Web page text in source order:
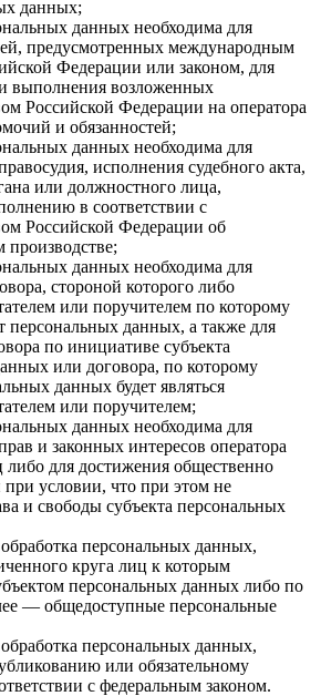
данных;
данных необходима для
предусмотренных международным
Федерации или законом, для
выполнения возложенных
Российской Федерации на оператора
и обязанностей;
данных необходима для
исполнения судебного акта,
или должностного лица,
в соответствии с
Российской Федерации об
производстве;
данных необходима для
стороной которого либо
или поручителем по которому
персональных данных, а также для
по инициативе субъекта
или договора, по которому
данных будет являться
или поручителем;
данных необходима для
и законных интересов оператора
либо для достижения общественно
условии, что при этом не
и свободы субъекта персональных
персональных данных,
круга лиц к которым
персональных данных либо по
— общедоступные персональные
персональных данных,
или обязательному
с федеральным законом.